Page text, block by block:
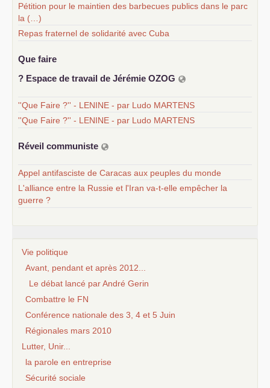
Pétition pour le maintien des barbecues publics dans le parc
la (…)
Repas fraternel de solidarité avec Cuba
Que faire
? Espace de travail de Jérémie OZOG
''Que Faire ?'' - LENINE - par Ludo MARTENS
''Que Faire ?'' - LENINE - par Ludo MARTENS
Réveil communiste
Appel antifasciste de Caracas aux peuples du monde
L'alliance entre la Russie et l'Iran va-t-elle empêcher la
guerre ?
Vie politique
Avant, pendant et après 2012...
Le débat lancé par André Gerin
Combattre le FN
Conférence nationale des 3, 4 et 5 Juin
Régionales mars 2010
Lutter, Unir...
la parole en entreprise
Sécurité sociale